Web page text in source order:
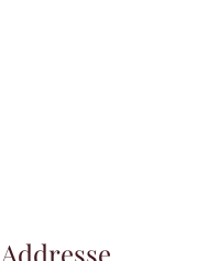
Addresse